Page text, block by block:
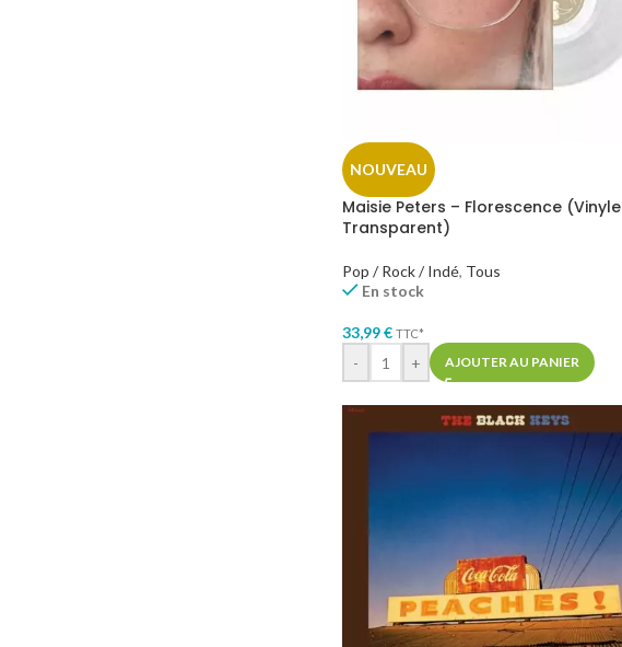
NOUVEAU
Maisie Peters – Florescence (Vinyle
Transparent)
Pop / Rock / Indé, Tous
En stock
33,99€ TTC*
- + AJOUTER AU PANIER